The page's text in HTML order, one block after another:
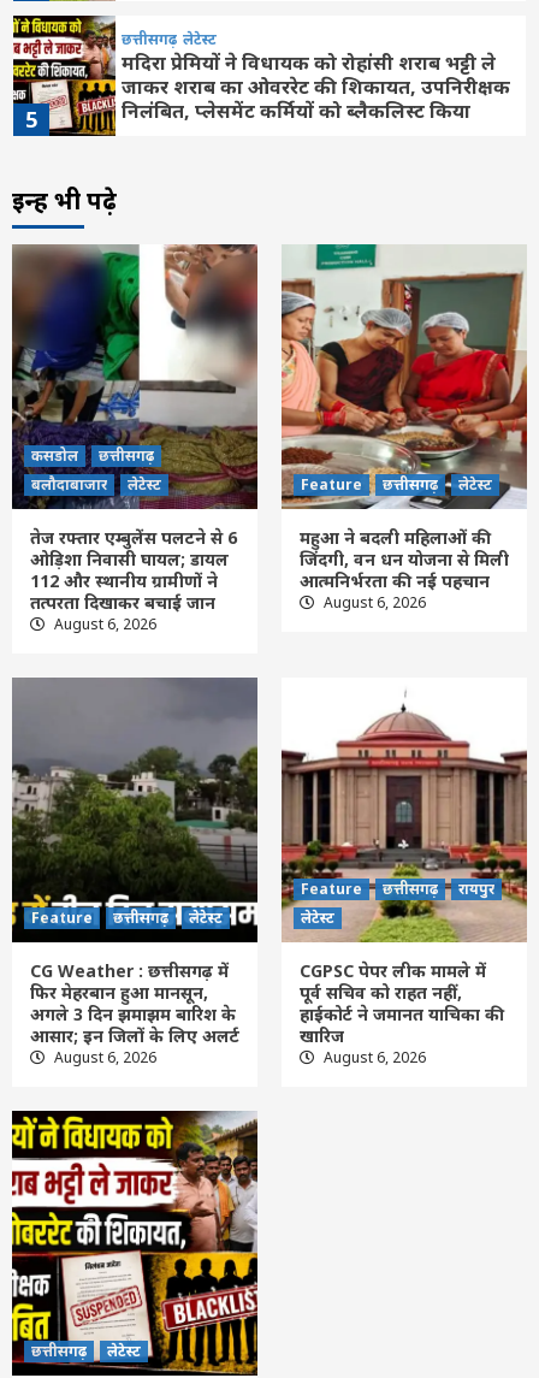
5
छत्तीसगढ़ लेटेस्ट
मदिरा प्रेमियों ने विधायक को रोहांसी शराब भट्टी ले
जाकर शराब का ओवररेट की शिकायत, उपनिरीक्षक
निलंबित, प्लेसमेंट कर्मियों को ब्लैकलिस्ट किया
6
7
Feature छत्तीसगढ़ रायपुर लेटेस्ट
खिलाड़ियों का लंबा इंतजार खत्म, राज्य शासन ने
जारी की उत्कृष्ट खिलाड़ियों की सूची
1
कसडोल छत्तीसगढ़ बलौदाबाजार लेटेस्ट
तेज रफ्तार एम्बुलेंस पलटने से 6 ओड़िशा निवासी
घायल; डायल 112 और स्थानीय ग्रामीणों ने तत्परता
दिखाकर बचाई जान
Feature छत्तीसगढ़
महुआ ने बदली महिलाओं की जिंदगी, वन धन
योजना से मिली आत्मनिर्भरता की नई पहचान
3
CG Weather : छत्तीसगढ़ में फिर मेहरबान हुआ
मानसून, अगले 3 दिन झमाझम बारिश के आसार;
इन जिलों के लिए अलर्ट
4
Feature छत्तीसगढ़ रायपुर लेटेस्ट
CGPSC पेपर लीक मामले में पूर्व सचिव को राहत
नहीं, हाईकोर्ट ने जमानत याचिका की खारिज
5
छत्तीसगढ़ लेटेस्ट
मदिरा प्रेमियों ने विधायक को रोहांसी शराब भट्टी ले
जाकर शराब का ओवररेट की शिकायत, उपनिरीक्षक
निलंबित, प्लेसमेंट कर्मियों को ब्लैकलिस्ट किया
इन्हें भी पढ़े
कसडोल
छत्तीसगढ़
बलौदाबाजार
लेटेस्ट
तेज रफ्तार एम्बुलेंस पलटने से 6
ओड़िशा निवासी घायल; डायल
112 और स्थानीय ग्रामीणों ने
तत्परता दिखाकर बचाई जान
August 6, 2026
Feature छत्तीसगढ़ लेटेस्ट
महुआ ने बदली महिलाओं की
जिंदगी, वन धन योजना से मिली
आत्मनिर्भरता की नई पहचान
August 6, 2026
Feature छत्तीसगढ़ लेटेस्ट
CG Weather : छत्तीसगढ़ में
फिर मेहरबान हुआ मानसून,
अगले 3 दिन झमाझम बारिश के
आसार; इन जिलों के लिए अलर्ट
August 6, 2026
Feature छत्तीसगढ़
रायपुर
लेटेस्ट
CGPSC पेपर लीक मामले में
पूर्व सचिव को राहत नहीं,
हाईकोर्ट ने जमानत याचिका की
खारिज
August 6, 2026
छत्तीसगढ़ लेटेस्ट